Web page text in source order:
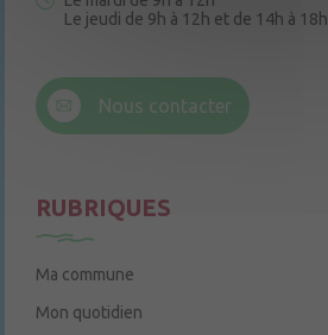
Le jeudi de 9h à 12h et de 14h à 18h
Nous contacter
RUBRIQUES
Ma commune
Mon quotidien